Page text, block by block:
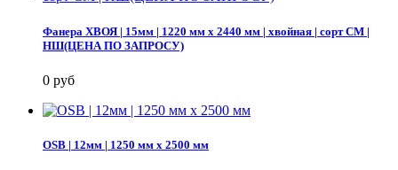
Фанера ХВОЯ | 15мм | 1220 мм х 2440 мм | хвойная | сорт СМ |
НШ(ЦЕНА ПО ЗАПРОСУ)
0 руб
OSB | 12мм | 1250 мм х 2500 мм